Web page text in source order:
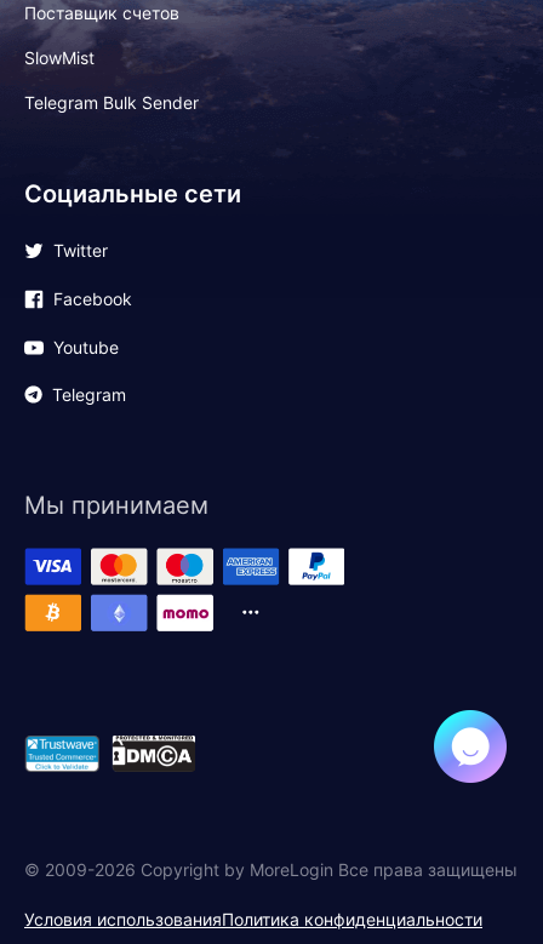
Поставщик счетов
SlowMist
Telegram Bulk Sender
Социальные сети
Twitter
Facebook
Youtube
Telegram
Мы принимаем
© 2009-2026 Copyright by MoreLogin Все права защищены
Условия использованияПолитика конфиденциальности